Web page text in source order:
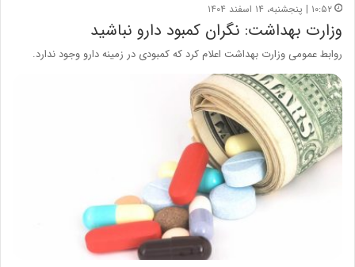
۱۰:۵۲ | پنجشنبه، ۱۴ اسفند ۱۴۰۴
وزارت بهداشت: نگران کمبود دارو نباشید
روابط عمومی وزارت بهداشت اعلام کرد که کمبودی در زمینه دارو وجود ندارد.